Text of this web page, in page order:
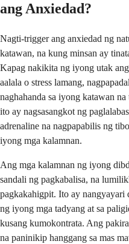
ang Anxiedad?
Nagti-trigger ang anxiedad ng
katawan, na kung minsan ay
Kapag nakikita ng iyong utak
aalala o stress lamang,
naghahanda sa iyong katawan
ito ay nagsasangkot ng
adrenaline na nagpapabilis ng
iyong mga kalamnan.
Ang mga kalamnan ng iyong
sandali ng pagkabalisa, na
pagkakahigpit. Ito ay nangyayari
ng iyong mga tadyang at sa
kusang kumokontrata. Ang
na paninikip hanggang sa mas